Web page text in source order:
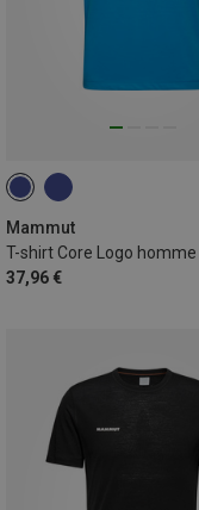
Mammut
T-shirt Core Logo homme
37,96 €
S M